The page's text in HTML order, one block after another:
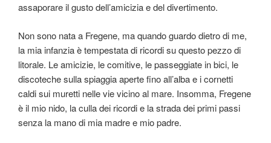
assaporare il gusto dell’amicizia e del divertimento.
Non sono nata a Fregene, ma quando guardo dietro di me,
la mia infanzia è tempestata di ricordi su questo pezzo di
litorale. Le amicizie, le comitive, le passeggiate in bici, le
discoteche sulla spiaggia aperte fino all’alba e i cornetti
caldi sui muretti nelle vie vicino al mare. Insomma, Fregene
è il mio nido, la culla dei ricordi e la strada dei primi passi
senza la mano di mia madre e mio padre.